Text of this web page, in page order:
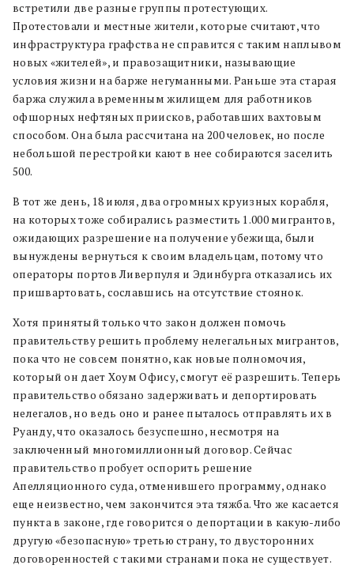
встретили две разные группы протестующих.
Протестовали и местные жители, которые считают, что
инфраструктура графства не справится с таким наплывом
новых «жителей», и правозащитники, называющие
условия жизни на барже негуманными. Раньше эта старая
баржа служила временным жилищем для работников
офшорных нефтяных приисков, работавших вахтовым
способом. Она была рассчитана на 200 человек, но после
небольшой перестройки кают в нее собираются заселить
500.
В тот же день, 18 июля, два огромных круизных корабля,
на которых тоже собирались разместить 1.000 мигрантов,
ожидающих разрешение на получение убежища, были
вынуждены вернуться к своим владельцам, потому что
операторы портов Ливерпуля и Эдинбурга отказались их
пришвартовать, сославшись на отсутствие стоянок.
Хотя принятый только что закон должен помочь
правительству решить проблему нелегальных мигрантов,
пока что не совсем понятно, как новые полномочия,
который он дает Хоум Офису, смогут её разрешить. Теперь
правительство обязано задерживать и депортировать
нелегалов, но ведь оно и ранее пыталось отправлять их в
Руанду, что оказалось безуспешно, несмотря на
заключенный многомиллионный договор. Сейчас
правительство пробует оспорить решение
Апелляционного суда, отменившего программу, однако
еще неизвестно, чем закончится эта тяжба. Что же касается
пункта в законе, где говорится о депортации в какую-либо
другую «безопасную» третью страну, то двусторонних
договоренностей с такими странами пока не существует.